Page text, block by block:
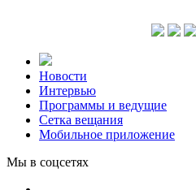
Новости
Интервью
Программы и ведущие
Сетка вещания
Мобильное приложение
Мы в соцсетях